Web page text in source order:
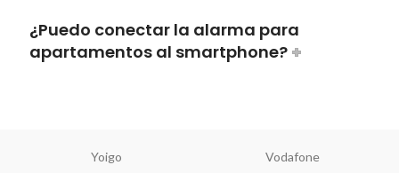
¿Puedo conectar la alarma para
apartamentos al smartphone?
Yoigo Vodafone